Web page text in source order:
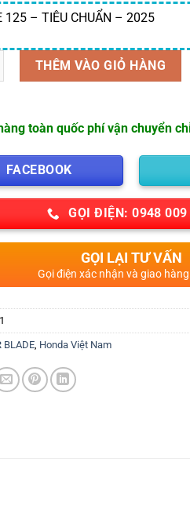
125 – TIÊU CHUẨN – 2025
THÊM VÀO GIỎ HÀNG
toàn quốc phí vận chuyển
FACEBOOK
GỌI ĐIỆN: 0948 009
GỌI LẠI TƯ VẤN
Gọi điện xác nhận và giao
BLADE, Honda Việt Nam